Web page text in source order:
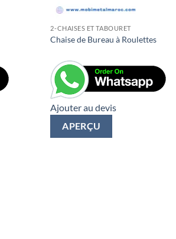
2-CHAISES ET TABOURET
Chaise de Bureau à Roulettes
Ajouter au devis
APERÇU